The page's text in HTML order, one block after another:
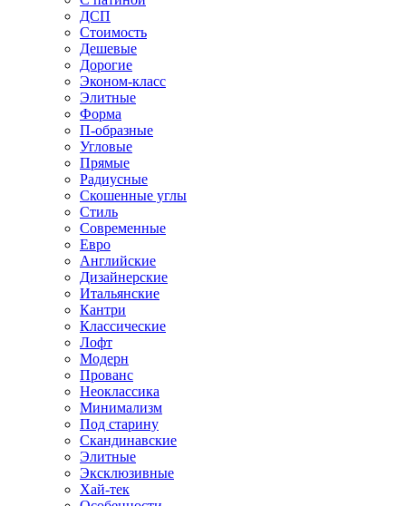
ДСП
Стоимость
Дешевые
Дорогие
Эконом-класс
Элитные
Форма
П-образные
Угловые
Прямые
Радиусные
Скошенные углы
Стиль
Современные
Евро
Английские
Дизайнерские
Итальянские
Кантри
Классические
Лофт
Модерн
Прованс
Неоклассика
Минимализм
Под старину
Скандинавские
Элитные
Эксклюзивные
Хай-тек